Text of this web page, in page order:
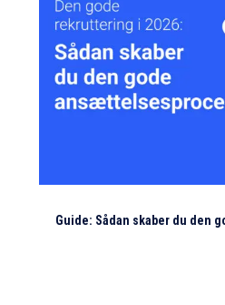
Guide: Sådan skaber du den